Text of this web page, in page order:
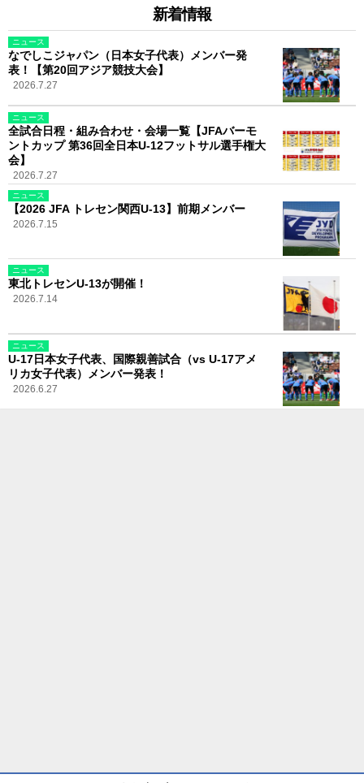
新着情報
ニュース
なでしこジャパン（日本女子代表）メンバー発
表！【第20回アジア競技大会】
2026.7.27
ニュース
全試合日程・組み合わせ・会場一覧【JFAバーモ
ントカップ 第36回全日本U-12フットサル選手権大
会】
2026.7.27
ニュース
【2026 JFA トレセン関西U-13】前期メンバー
2026.7.15
ニュース
東北トレセンU-13が開催！
2026.7.14
ニュース
U-17日本女子代表、国際親善試合（vs U-17アメ
リカ女子代表）メンバー発表！
2026.6.27